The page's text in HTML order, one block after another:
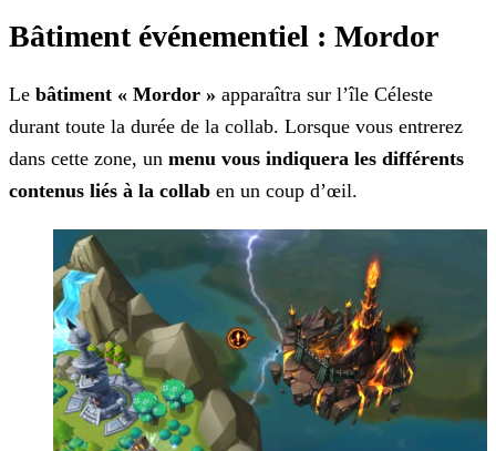
Bâtiment événementiel : Mordor
Le bâtiment « Mordor » apparaîtra sur l’île Céleste
durant toute la durée de la collab. Lorsque vous entrerez
dans cette zone, un menu vous indiquera les différents
contenus liés à la collab en un coup d’œil.